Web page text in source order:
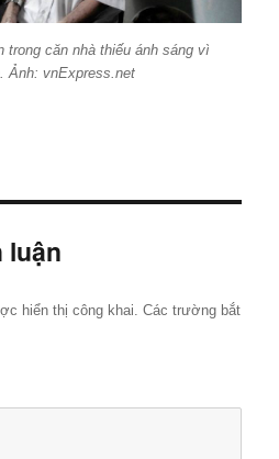
trong căn nhà thiếu ánh sáng vì
Ảnh: vnExpress.net
luận
hiển thị công khai.
Các trường bắt